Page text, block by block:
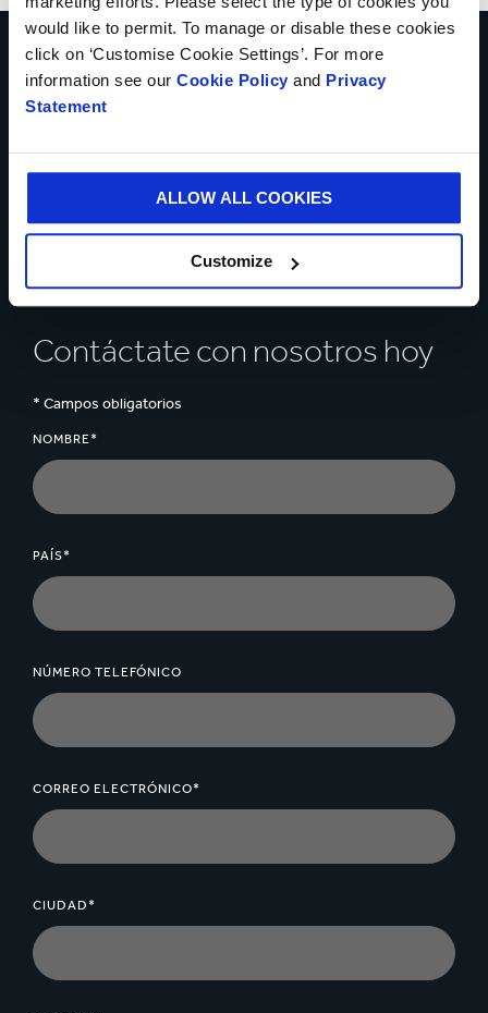
would like to permit. To manage or disable these cookies
click on ‘Customise Cookie Settings’. For more
information see our Cookie Policy and Privacy
Statement
ALLOW ALL COOKIES
Customize
Habla con nuestros
podemos ayudarte a
resolver los retos de tu
negocio
Contáctate con nosotros hoy
* Campos obligatorios
NOMBRE*
PAÍS*
NÚMERO TELEFÓNICO
CORREO ELECTRÓNICO*
CIUDAD*